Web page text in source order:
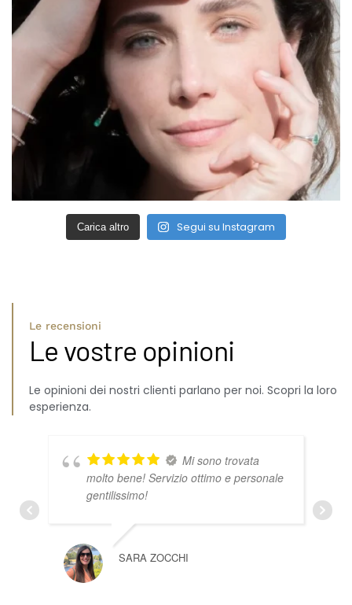
Carica altro Segui su Instagram
Le recensioni
Le vostre opinioni
Le opinioni dei nostri clienti parlano per noi. Scopri la loro
esperienza.
Mi sono trovata
molto bene! Servizio ottimo e personale
gentilissimo!
SARA ZOCCHI